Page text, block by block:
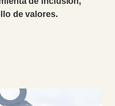
de valores.